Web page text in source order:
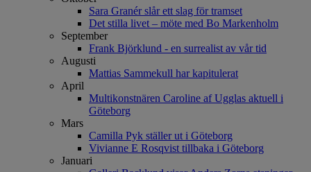
Sara Granér slår ett slag för tramset
Det stilla livet – möte med Bo Markenholm
September
Frank Björklund - en surrealist av vår tid
Augusti
Mattias Sammekull har kapitulerat
April
Multikonstnären Caroline af Ugglas aktuell i
Göteborg
Mars
Camilla Pyk ställer ut i Göteborg
Vivianne E Rosqvist tillbaka i Göteborg
Januari